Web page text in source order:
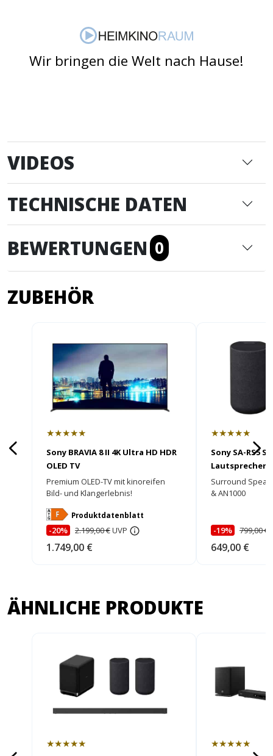
Wir bringen die Welt nach Hause!
VIDEOS
TECHNISCHE DATEN
BEWERTUNGEN 0
ZUBEHÖR
★★★★★
Sony BRAVIA 8 II 4K Ultra HD HDR
OLED TV
Premium OLED-TV mit kinoreifen
Bild- und Klangerlebnis!
Energieklasse
Produktdatenblatt
-20% 2.199,00 €UVP
1.749,00 €
★★★★★
Sony SA-RS5
Lautsprecher
Surround
& AN1000
-19% 799,00 €
649,00 €
ÄHNLICHE PRODUKTE
★★★★★ ★★★★★